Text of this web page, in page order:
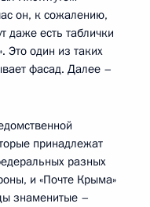
он, к сожалению,
даже есть таблички
Это один из таких
фасад. Далее –
принадлежат
разных
и «Почте Крыма»
знаменитые –